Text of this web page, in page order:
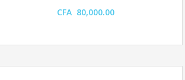
CFA 80,000.00